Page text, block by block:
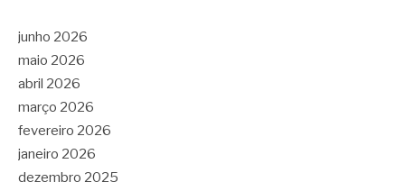
junho 2026
maio 2026
abril 2026
março 2026
fevereiro 2026
janeiro 2026
dezembro 2025